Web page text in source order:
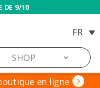
MINEURS
en ligne